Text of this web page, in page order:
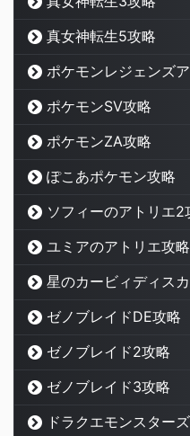
真女神転生5攻略
ポケモンレジェンズ
ポケモンSV攻略
ポケモンZA攻略
ぽこあポケモン攻略
ソフィーのアトリエ2
ユミアのアトリエ攻略
星のカービィディス
ゼノブレイドDE攻略
ゼノブレイド2攻略
ゼノブレイド3攻略
ドラクエモンスター